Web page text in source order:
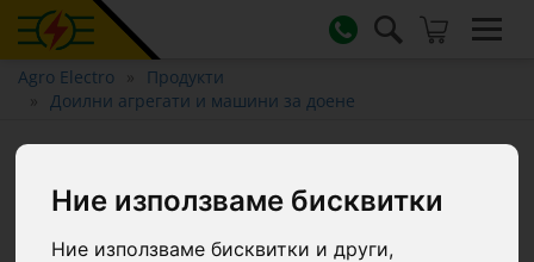
Ние използваме бисквитки
Ние използваме бисквитки и други,
Agro Electro
Продукти
Доилни агрегати и машини за доене
гюм за мляко